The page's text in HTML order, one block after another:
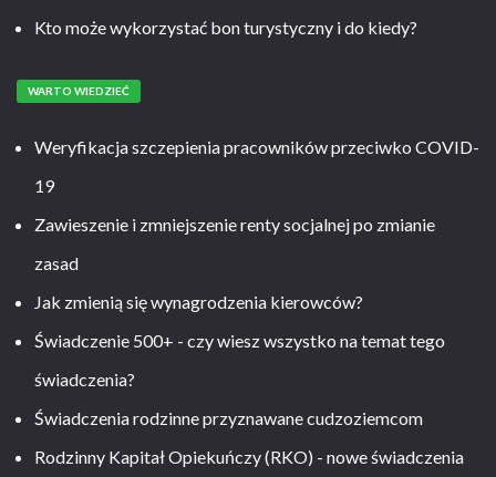
Kto może wykorzystać bon turystyczny i do kiedy?
WARTO WIEDZIEĆ
Weryfikacja szczepienia pracowników przeciwko COVID-
19
Zawieszenie i zmniejszenie renty socjalnej po zmianie
zasad
Jak zmienią się wynagrodzenia kierowców?
Świadczenie 500+ - czy wiesz wszystko na temat tego
świadczenia?
Świadczenia rodzinne przyznawane cudzoziemcom
Rodzinny Kapitał Opiekuńczy (RKO) - nowe świadczenia